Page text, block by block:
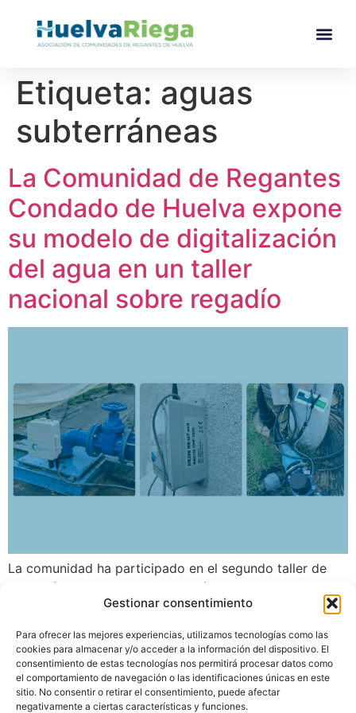
Gestionar consentimiento
Para ofrecer las mejores experiencias, utilizamos tecnologías como las
cookies para almacenar y/o acceder a la información del dispositivo. El
consentimiento de estas tecnologías nos permitirá procesar datos como
el comportamiento de navegación o las identificaciones únicas en este
sitio. No consentir o retirar el consentimiento, puede afectar
negativamente a ciertas características y funciones.
Etiqueta: aguas
subterráneas
La Comunidad de Regantes
Condado de Huelva expone
su modelo de digitalización
del agua en un taller
nacional sobre regadío
La comunidad ha participado en el segundo taller de
Conexión Agua – Talleres Regadío, impulsado por el
Ministerio para la Transición Ecológica y el Reto
digitalización, control volumétrico y gestión eficiente de
las aguas subterráneas en el entorno de Doñana. La
Comunidad de Regantes Condado de Huelva ha
participado […]